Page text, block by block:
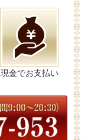
現金でお支払い